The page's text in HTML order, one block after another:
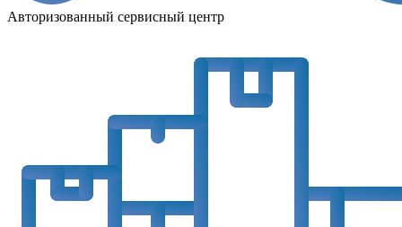
Авторизованный сервисный центр